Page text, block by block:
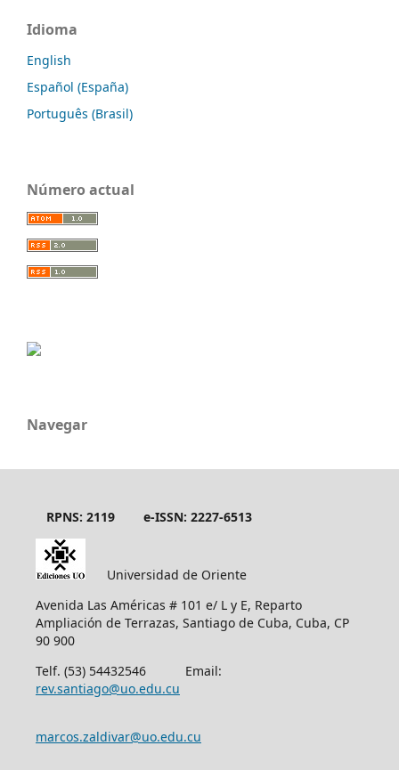
Idioma
English
Español (España)
Português (Brasil)
Número actual
Navegar
RPNS: 2119 e-ISSN: 2227-6513
Universidad de Oriente
Avenida Las Américas # 101 e/ L y E, Reparto
Ampliación de Terrazas, Santiago de Cuba, Cuba, CP
90 900
Telf. (53) 54432546 Email:
rev.santiago@uo.edu.cu
marcos.zaldivar@uo.edu.cu